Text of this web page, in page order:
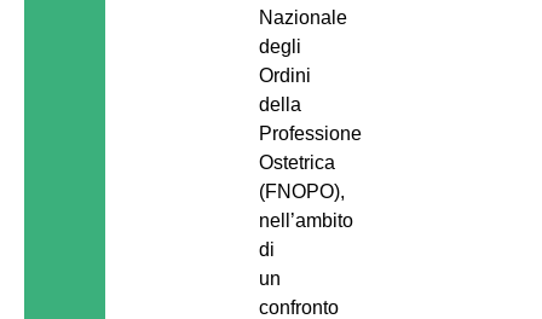
Nazionale
degli
Ordini
della
Professione
Ostetrica
(FNOPO),
nell’ambito
di
un
confronto